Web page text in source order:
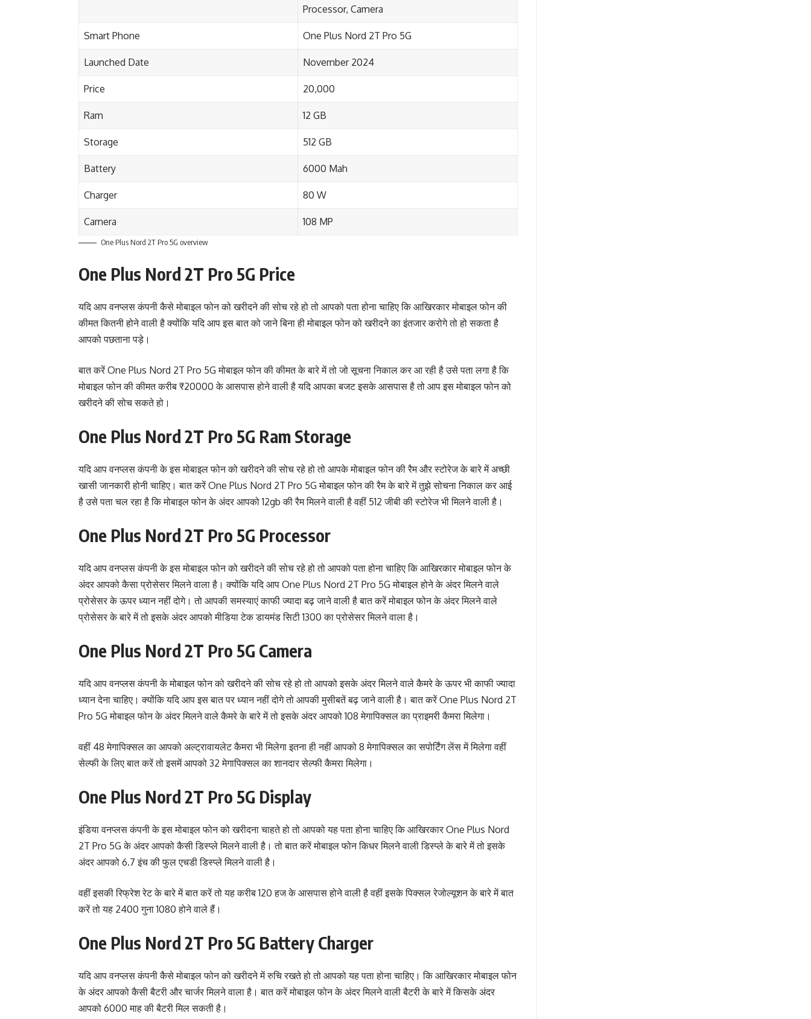
Processor, Camera
Smart Phone One Plus Nord 2T Pro 5G
Launched Date November 2024
Price 20,000
Ram 12 GB
Storage 512 GB
Battery 6000 Mah
Charger 80 W
Camera 108 MP
One Plus Nord 2T Pro 5G overview
One Plus Nord 2T Pro 5G Price
यदि आप वनप्लस कंपनी कैसे मोबाइल फोन को खरीदने की सोच रहे हो तो आपको पता होना चाहिए कि आखिरकार मोबाइल फोन की
कीमत कितनी होने वाली है क्योंकि यदि आप इस बात को जाने बिना ही मोबाइल फोन को खरीदने का इंतजार करोगे तो हो सकता है
आपको पछताना पड़े।
बात करें One Plus Nord 2T Pro 5G मोबाइल फोन की कीमत के बारे में तो जो सूचना निकाल कर आ रही है उसे पता लगा है कि
मोबाइल फोन की कीमत करीब ₹20000 के आसपास होने वाली है यदि आपका बजट इसके आसपास है तो आप इस मोबाइल फोन को
खरीदने की सोच सकते हो।
One Plus Nord 2T Pro 5G Ram Storage
यदि आप वनप्लस कंपनी के इस मोबाइल फोन को खरीदने की सोच रहे हो तो आपके मोबाइल फोन की रैम और स्टोरेज के बारे में अच्छी
खासी जानकारी होनी चाहिए। बात करें One Plus Nord 2T Pro 5G मोबाइल फोन की रैम के बारे में तुझे सोचना निकाल कर आई
है उसे पता चल रहा है कि मोबाइल फोन के अंदर आपको 12gb की रैम मिलने वाली है वहीं 512 जीबी की स्टोरेज भी मिलने वाली है।
One Plus Nord 2T Pro 5G Processor
यदि आप वनप्लस कंपनी के इस मोबाइल फोन को खरीदने की सोच रहे हो तो आपको पता होना चाहिए कि आखिरकार मोबाइल फोन के
अंदर आपको कैसा प्रोसेसर मिलने वाला है‌। क्योंकि यदि आप One Plus Nord 2T Pro 5G मोबाइल होने के अंदर मिलने वाले
प्रोसेसर के ऊपर ध्यान नहीं दोगे। तो आपकी समस्याएं काफी ज्यादा बढ़ जाने वाली है बात करें मोबाइल फोन के अंदर मिलने वाले
प्रोसेसर के बारे में तो इसके अंदर आपको मीडिया टेक डायमंड सिटी 1300 का प्रोसेसर मिलने वाला है।
One Plus Nord 2T Pro 5G Camera
यदि आप वनप्लस कंपनी के मोबाइल फोन को खरीदने की सोच रहे हो तो आपको इसके अंदर मिलने वाले कैमरे के ऊपर भी काफी ज्यादा
ध्यान देना चाहिए। क्योंकि यदि आप इस बात पर ध्यान नहीं दोगे तो आपकी मुसीबतें बढ़ जाने वाली है। बात करें One Plus Nord 2T
Pro 5G मोबाइल फोन के अंदर मिलने वाले कैमरे के बारे में तो इसके अंदर आपको 108 मेगापिक्सल का प्राइमरी कैमरा मिलेगा।
वहीं 48 मेगापिक्सल का आपको अल्ट्रावायलेट कैमरा भी मिलेगा इतना ही नहीं आपको 8 मेगापिक्सल का सपोर्टिंग लेंस में मिलेगा वहीं
सेल्फी के लिए बात करें तो इसमें आपको 32 मेगापिक्सल का शानदार सेल्फी कैमरा मिलेगा।
One Plus Nord 2T Pro 5G Display
इंडिया वनप्लस कंपनी के इस मोबाइल फोन को खरीदना चाहते हो तो आपको यह पता होना चाहिए कि आखिरकार One Plus Nord
2T Pro 5G के अंदर आपको कैसी डिस्प्ले मिलने वाली है। तो बात करें मोबाइल फोन किधर मिलने वाली डिस्प्ले के बारे में तो इसके
अंदर आपको 6.7 इंच की फुल एचडी डिस्प्ले मिलने वाली है।
वहीं इसकी रिफ्रेश रेट के बारे में बात करें तो यह करीब 120 हज के आसपास होने वाली है वहीं इसके पिक्सल रेजोल्यूशन के बारे में बात
करें तो यह 2400 गुना 1080 होने वाले हैं।
One Plus Nord 2T Pro 5G Battery Charger
यदि आप वनप्लस कंपनी कैसे मोबाइल फोन को खरीदने में रुचि रखते हो तो आपको यह पता होना चाहिए। कि आखिरकार मोबाइल फोन
के अंदर आपको कैसी बैटरी और चार्जर मिलने वाला है। बात करें मोबाइल फोन के अंदर मिलने वाली बैटरी के बारे में किसके अंदर
आपको 6000 माह की बैटरी मिल सकती है।